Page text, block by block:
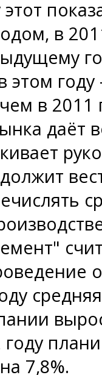
в
этом
в 2011
даёт
7,8%.